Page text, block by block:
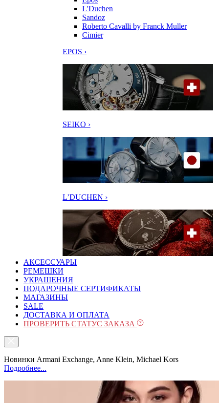
L'Duchen
Sandoz
Roberto Cavalli by Franck Muller
Cimier
EPOS ›
SEIKO ›
L’DUCHEN ›
АКСЕССУАРЫ
РЕМЕШКИ
УКРАШЕНИЯ
ПОДАРОЧНЫЕ СЕРТИФИКАТЫ
МАГАЗИНЫ
SALE
ДОСТАВКА И ОПЛАТА
ПРОВЕРИТЬ СТАТУС ЗАКАЗА
Новинки Armani Exchange, Anne Klein, Michael Kors
Подробнее...